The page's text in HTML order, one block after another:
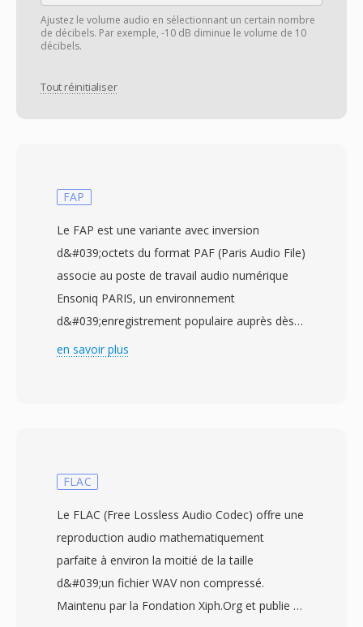
Ajustez le volume audio en sélectionnant un certain nombre
de décibels. Par exemple, -10 dB diminue le volume de 10
décibels.
Tout réinitialiser
FAP
Le FAP est une variante avec inversion
d&#039;octets du format PAF (Paris Audio File)
associe au poste de travail audio numérique
Ensoniq PARIS, un environnement
d&#039;enregistrement populaire auprès dès
ingénieurs de studio de projet à la fin dès
mappage mémoire direct sûr les processeurs
d&#039;octets à l&#039;exécution. La chargé
utile sous-jacente est du PCM linéaire non
compressé jusqu&#039;à 24 bits de
profondeur et 96 kHz d&#039;échantillonnage,
préservant une fidélité de qualité studio.
en savoir plus
FLAC
Le FLAC (Free Lossless Audio Codec) offre une
reproduction audio mathematiquement
parfaite à environ la moitié de la taille
d&#039;un fichier WAV non compressé.
Maintenu par la Fondation Xiph.Org et publie en